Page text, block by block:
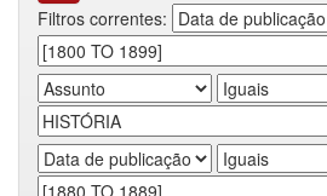
Filtros correntes: